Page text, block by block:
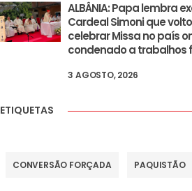
ALBÂNIA: Papa lembra
Cardeal Simoni que
celebrar Missa no país
condenado a trabalhos
3 AGOSTO, 2026
ETIQUETAS
CONVERSÃO FORÇADA PAQUISTÃO